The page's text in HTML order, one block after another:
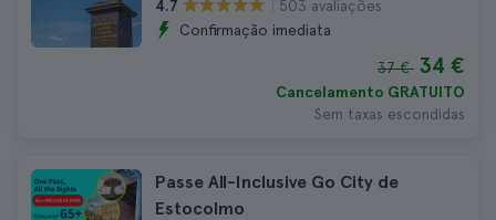
4.7
503 avaliações
Confirmação imediata
37 € 34 €
Cancelamento GRATUITO
Sem taxas escondidas
Passe All-Inclusive Go City de
Estocolmo